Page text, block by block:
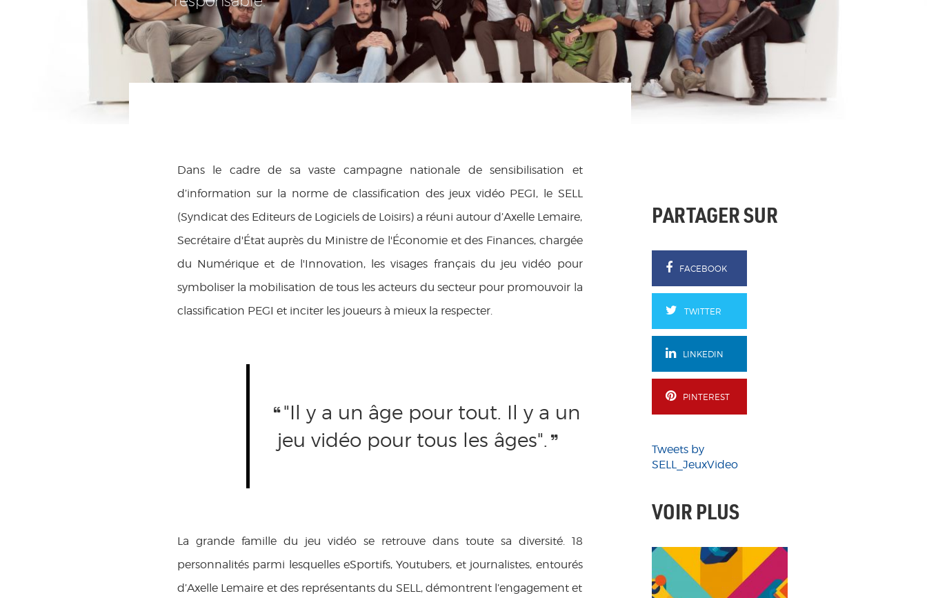
Dans le cadre de sa vaste campagne nationale de sensibilisation et
d’information sur la norme de classification des jeux vidéo PEGI, le SELL
(Syndicat des Editeurs de Logiciels de Loisirs) a réuni autour d’Axelle Lemaire,
Secrétaire d'État auprès du Ministre de l'Économie et des Finances, chargée
du Numérique et de l'Innovation, les visages français du jeu vidéo pour
symboliser la mobilisation de tous les acteurs du secteur pour promouvoir la
classification PEGI et inciter les joueurs à mieux la respecter.
"Il y a un âge pour tout. Il y a un
jeu vidéo pour tous les âges".
La grande famille du jeu vidéo se retrouve dans toute sa diversité. 18
personnalités parmi lesquelles eSportifs, Youtubers, et journalistes, entourés
d’Axelle Lemaire et des représentants du SELL, démontrent l’engagement et
PARTAGER SUR
FACEBOOK
TWITTER
LINKEDIN
PINTEREST
Tweets by
SELL_JeuxVideo
VOIR PLUS